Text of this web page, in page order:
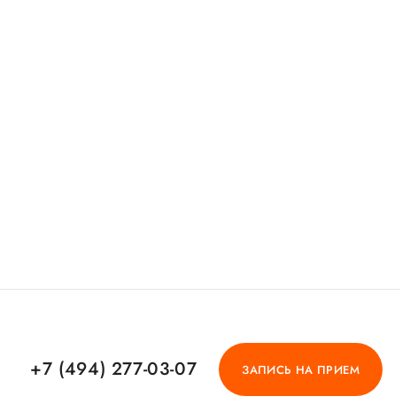
+7 (494) 277-03-07 ЗАПИСЬ НА ПРИЕМ